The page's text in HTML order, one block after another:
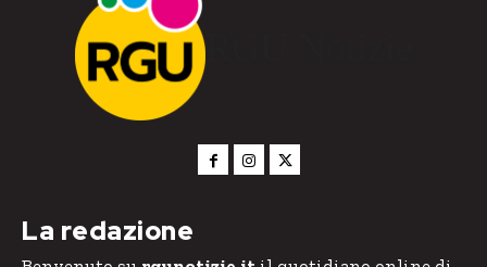
RGU Notizie
La redazione